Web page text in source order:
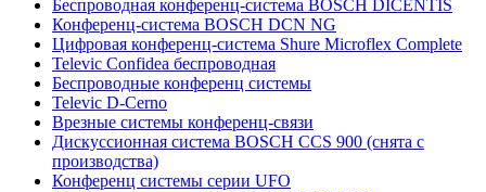
Беспроводная конференц-система BOSCH DICENTIS
Конференц-система BOSCH DCN NG
Цифровая конференц-система Shure Microflex Complete
Televic Confidea беспроводная
Беспроводные конференц системы
Televic D-Cerno
Врезные системы конференц-связи
Дискуссионная система BOSCH CCS 900 (снята с
производства)
Конференц системы серии UFO